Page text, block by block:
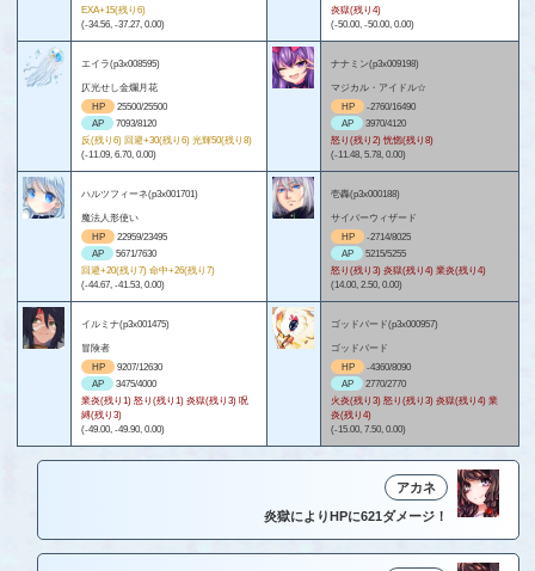
EXA+15(残り6)
(-34.56, -37.27, 0.00)
炎獄(残り4)
(-50.00, -50.00, 0.00)
エイラ(p3x008595)
仄光せし金爛月花
HP
25500/25500
AP
7093/8120
反(残り6) 回避+30(残り6) 光輝50(残り8)
(-11.09, 6.70, 0.00)
ナナミン(p3x009198)
マジカル・アイドル☆
HP
-2760/16490
AP
3970/4120
怒り(残り2) 恍惚(残り8)
(-11.48, 5.78, 0.00)
ハルツフィーネ(p3x001701)
魔法人形使い
HP
22959/23495
AP
5671/7630
回避+20(残り7) 命中+26(残り7)
(-44.67, -41.53, 0.00)
壱轟(p3x000188)
サイバーウィザード
HP
-2714/8025
AP
5215/5255
怒り(残り3) 炎獄(残り4) 業炎(残り4)
(14.00, 2.50, 0.00)
イルミナ(p3x001475)
冒険者
HP
9207/12630
AP
3475/4000
業炎(残り1) 怒り(残り1) 炎獄(残り3) 呪
縛(残り3)
(-49.00, -49.90, 0.00)
ゴッドバード(p3x000957)
ゴッドバード
HP
-4360/8090
AP
2770/2770
火炎(残り3) 怒り(残り3) 炎獄(残り4) 業
炎(残り4)
(-15.00, 7.50, 0.00)
アカネ
炎獄によりHPに621ダメージ！